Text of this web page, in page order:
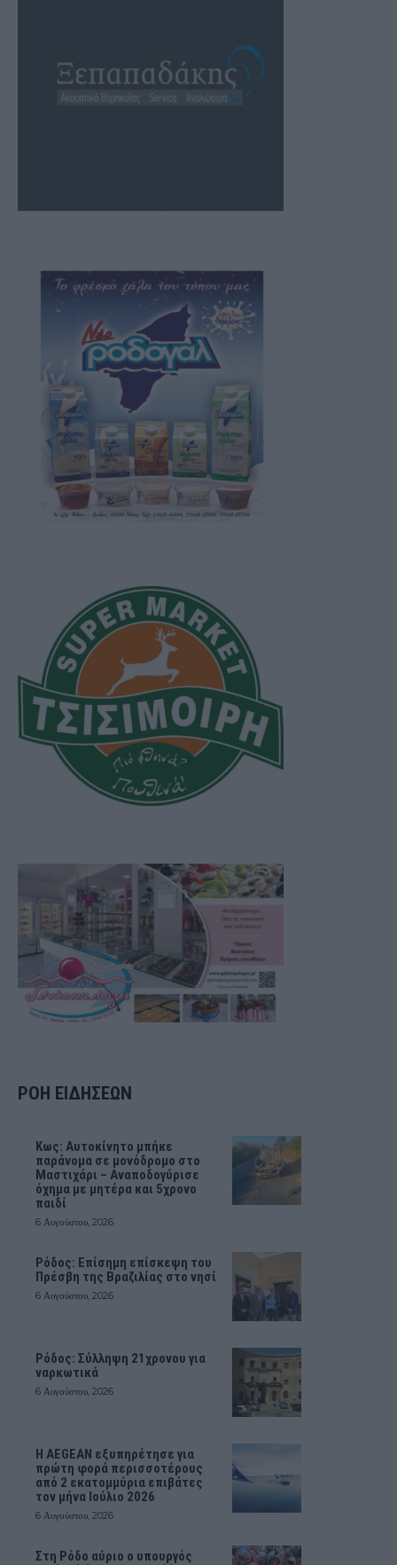
ΡΟΗ ΕΙΔΗΣΕΩΝ
Kως: Αυτοκίνητο μπήκε
παράνομα σε μονόδρομο στο
Μαστιχάρι – Αναποδογύρισε
όχημα με μητέρα και 5χρονο
παιδί
6 Αυγούστου, 2026
Ρόδος: Επίσημη επίσκεψη του
Πρέσβη της Βραζιλίας στο νησί
6 Αυγούστου, 2026
Ρόδος: Σύλληψη 21χρονου για
ναρκωτικά
6 Αυγούστου, 2026
Η AEGEAN εξυπηρέτησε για
πρώτη φορά περισσοτέρους
από 2 εκατομμύρια επιβάτες
τον μήνα Ιούλιο 2026
6 Αυγούστου, 2026
Στη Ρόδο αύριο ο υπουργός